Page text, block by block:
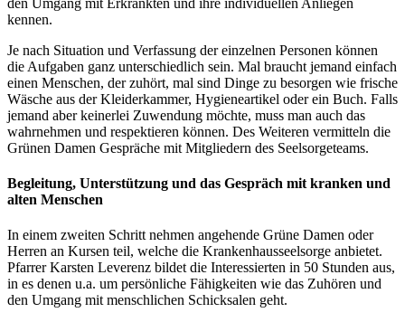
kennen.
Je nach Situation und Verfassung der einzelnen Personen können
die Aufgaben ganz unterschiedlich sein. Mal braucht jemand einfach
einen Menschen, der zuhört, mal sind Dinge zu besorgen wie frische
Wäsche aus der Kleiderkammer, Hygieneartikel oder ein Buch. Falls
jemand aber keinerlei Zuwendung möchte, muss man auch das
wahrnehmen und respektieren können. Des Weiteren vermitteln die
Grünen Damen Gespräche mit Mitgliedern des Seelsorgeteams.
Begleitung, Unterstützung und das Gespräch mit kranken und
alten Menschen
In einem zweiten Schritt nehmen angehende Grüne Damen oder
Herren an Kursen teil, welche die Krankenhausseelsorge anbietet.
Pfarrer Karsten Leverenz bildet die Interessierten in 50 Stunden aus,
in es denen u.a. um persönliche Fähigkeiten wie das Zuhören und
den Umgang mit menschlichen Schicksalen geht.